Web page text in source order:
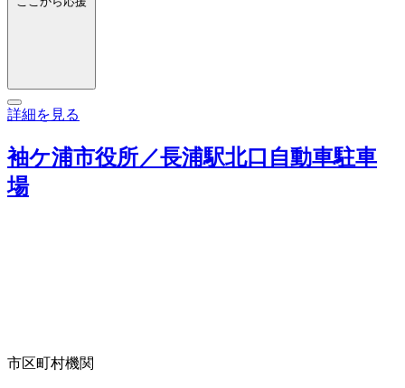
詳細を見る
袖ケ浦市役所／長浦駅北口自動車駐車
場
市区町村機関